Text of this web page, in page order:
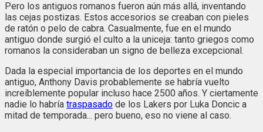
Pero los antiguos romanos fueron aún más allá, inventando
las cejas postizas. Estos accesorios se creaban con pieles
de ratón o pelo de cabra. Casualmente, fue en el mundo
antiguo donde surgió el culto a la uniceja: tanto griegos como
romanos la consideraban un signo de belleza excepcional.
Dada la especial importancia de los deportes en el mundo
antiguo, Anthony Davis probablemente se habría vuelto
increíblemente popular incluso hace 2500 años. Y ciertamente
nadie lo habría traspasado de los Lakers por Luka Doncic a
mitad de temporada... pero bueno, eso no viene al caso.